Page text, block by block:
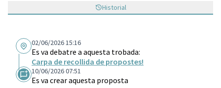
Historial
02/06/2026 15:16
Es va debatre a aquesta trobada:
Carpa de recollida de propostes!
10/06/2026 07:51
Es va crear aquesta proposta